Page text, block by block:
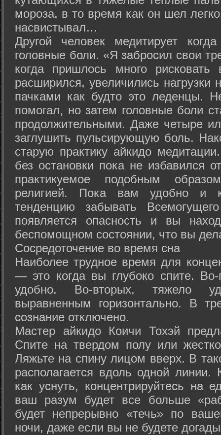
мороза, в то время как он шел
насвистывал…
Другой человек медитирует
головные боли. «Я забросил свои
когда пришлось много
расширился, увеличились нагрузки
пачками как будто это леденцы.
помогал, но затем головные боли
продолжительными. Даже четыре
заглушить пульсирующую боль.
старую практику айкидо
без остановки пока не избавился
практикуемое подобным
религией. Пока вам удобно и
тенденцию забывать
появляется опасность и вы
беспомощном состоянии, что вы
Сосредоточение во время сна
Наиболее трудное время для
— это когда вы глубоко спите.
удобно. Во-вторых, тяжело
выравненным горизонтально. В
сознание отключено.
Мастер айкидо Коичи Тохэй
Спите на твердом полу или
Ляжьте на спину лицом вверх. В
располагается вдоль одной
как уснуть, концентрируйтесь на
ваш разум будет все больше
будет непрерывно «течь» по
ночи, даже если вы не будете